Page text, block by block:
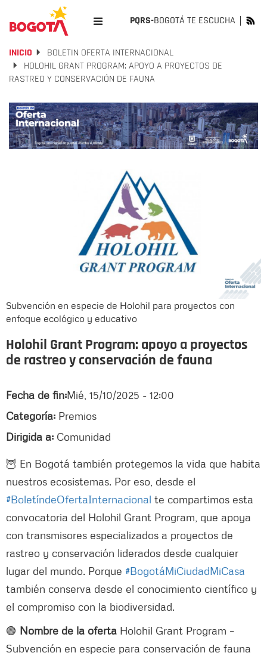
PQRS-BOGOTÁ TE ESCUCHA
INICIO
BOLETIN OFERTA INTERNACIONAL
HOLOHIL GRANT PROGRAM: APOYO A PROYECTOS DE
RASTREO Y CONSERVACIÓN DE FAUNA
Subvención en especie de Holohil para proyectos con
enfoque ecológico y educativo
Holohil Grant Program: apoyo a proyectos
de rastreo y conservación de fauna
Fecha de fin:Mié, 15/10/2025 - 12:00
Categoría: Premios
Dirigida a: Comunidad
🦉 En Bogotá también protegemos la vida que habita
nuestros ecosistemas. Por eso, desde el
#BoletíndeOfertaInternacional te compartimos esta
convocatoria del Holohil Grant Program, que apoya
con transmisores especializados a proyectos de
rastreo y conservación liderados desde cualquier
lugar del mundo. Porque #BogotáMiCiudadMiCasa
también conserva desde el conocimiento científico y
el compromiso con la biodiversidad.
🟢 Nombre de la oferta Holohil Grant Program –
Subvención en especie para conservación de fauna